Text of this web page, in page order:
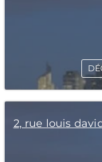
2, rue louis